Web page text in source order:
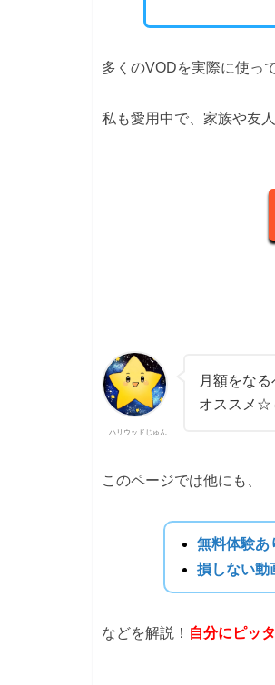
多くのVODを実際に使っ
私も愛用中で、家族や友
ハリウッドじゅん
月額をな
オススメ☆
このページでは他にも、
無料体験あ
損しない動
などを解説！ 自分にピッ